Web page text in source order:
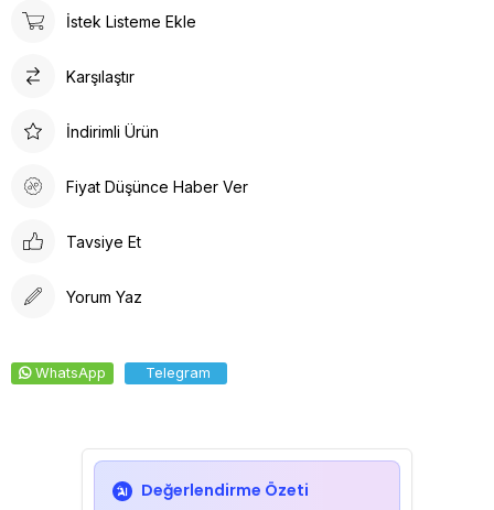
üründür.İstek Listeme Ekle
Karşılaştır
İndirimli Ürün
Fiyat Düşünce Haber Ver
Tavsiye Et
Yorum Yaz
WhatsApp Telegram
Değerlendirme Özeti